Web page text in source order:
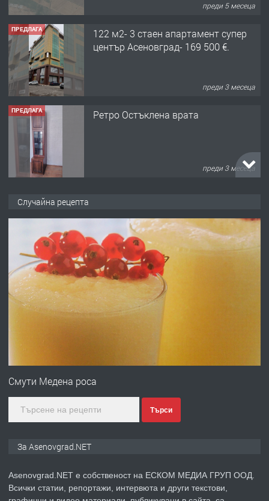
преди 3 месеца
ПРЕДЛАГА Ретро Остъклена врата
преди 3 месеца
ПРЕДЛАГА
🌟HYUNDAI i10 - 2024 | Само 55 лв./
преди 10 месеца
преди 1 година
ПРЕДЛАГА
Професионална зеленчукорезачка
за заведения и дома
преди 2 години
Случайна рецепта
Смути Медена роса
Търси
За Asenovgrad.NET
Asenovgrad.NET е собственост на ЕСКОМ МЕДИА ГРУП ООД.
Всички статии, репортажи, интервюта и други текстови,